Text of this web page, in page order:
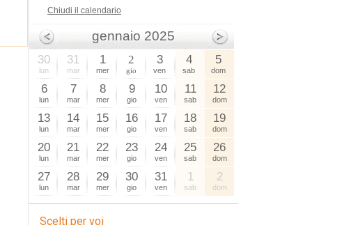
Chiudi il calendario
gennaio 2025
30
lun
31
mar
1
mer
2
gio
3
ven
4
sab
5
dom
6
lun
7
mar
8
mer
9
gio
10
ven
11
sab
12
dom
13
lun
14
mar
15
mer
16
gio
17
ven
18
sab
19
dom
20
lun
21
mar
22
mer
23
gio
24
ven
25
sab
26
dom
27
lun
28
mar
29
mer
30
gio
31
ven
1
sab
2
dom
Scelti per voi